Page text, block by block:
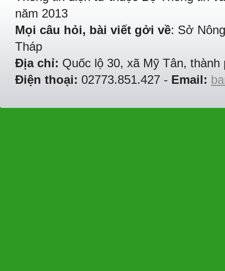
năm 2013
Mọi câu hỏi, bài viết gởi về: Sở
Tháp
Địa chỉ: Quốc lộ 30, xã Mỹ Tân,
Điện thoại: 02773.851.427 - Email: